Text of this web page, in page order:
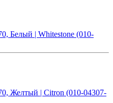
Белый | Whitestone (010-
Желтый | Citron (010-04307-